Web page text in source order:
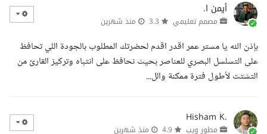
أيمن ا.
مصمم تعليمي منذ شهرين
بإذن الله يا مستر عمر اقدر اقدم لحضرتك المطلوب بالجودة اللي تحافظ
على التسلسل البصري للعناصر بحيث نحافظ على انتباه وتركيز القارئ من
التشتت لأطول فترة ممكنة والل...
Hisham K.
مطور ويب منذ شهرين